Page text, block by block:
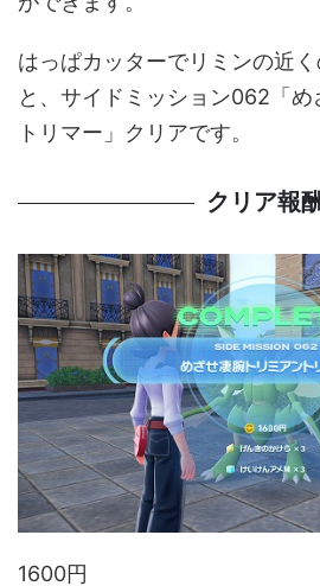
はっぱカッターでリミンの近
と、サイドミッション062「
トリマー」クリアです。
クリア報
1600円